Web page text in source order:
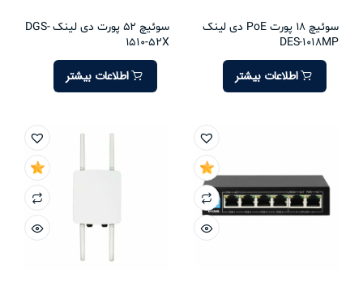
سوئیچ 18 پورت PoE دی لینک
DES-1018MP
اطلاعات بیشتر
سوئیچ 52 پورت دی لینک DGS-
1510-52X
اطلاعات بیشتر